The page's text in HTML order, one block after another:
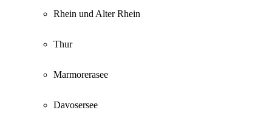
Rhein und Alter Rhein
Thur
Marmorerasee
Davosersee